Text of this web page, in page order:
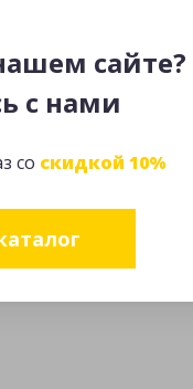
сайте?
с нами
со скидкой 10%